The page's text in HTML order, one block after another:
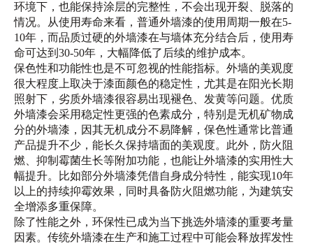
环境下，也能保持涂层的完整性，不会出现开裂、脱落的
情况。从使用寿命来看，普通外墙漆的使用周期一般在5-
10年，而品质过硬的外墙漆在与墙体充分结合后，使用寿
命可达到30-50年，大幅降低了后续的维护成本。
保色性和功能性也是不可忽视的性能指标。外墙的美观度
很大程度上取决于漆面颜色的稳定性，尤其是在阳光长期
照射下，劣质外墙漆很容易出现褪色、发黄等问题。优质
外墙漆会采用稳定性更强的色素成分，特别是无机矿物成
分的外墙漆，因其无机成分不易降解，保色性通常比普通
产品提升不少，能长久保持墙面的美观度。此外，防火阻
燃、抑制霉菌生长等附加功能，也能让外墙漆的实用性大
幅提升。比如部分外墙漆凭借自身成分特性，能实现10年
以上的持续抑霉效果，同时具备防火阻燃功能，为建筑安
全增添多重保障。
除了性能之外，环保性已成为当下挑选外墙漆的重要考量
因素。传统外墙漆在生产和施工过程中可能会释放挥发性